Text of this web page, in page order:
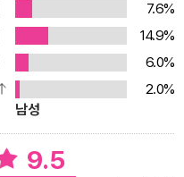
7.6%
14.9%
6.0%
2.0%
남성
9.5